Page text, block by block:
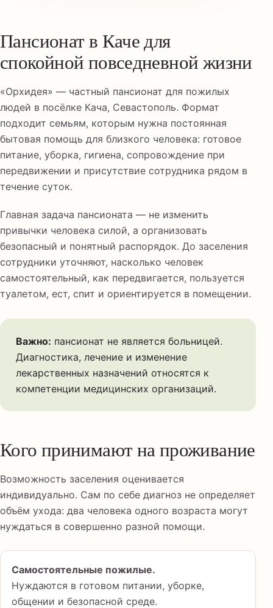
Пансионат в Каче для
спокойной повседневной жизни
«Орхидея» — частный пансионат для пожилых
людей в посёлке Кача, Севастополь. Формат
подходит семьям, которым нужна постоянная
бытовая помощь для близкого человека: готовое
питание, уборка, гигиена, сопровождение при
передвижении и присутствие сотрудника рядом в
течение суток.
Главная задача пансионата — не изменить
привычки человека силой, а организовать
безопасный и понятный распорядок. До заселения
сотрудники уточняют, насколько человек
самостоятельный, как передвигается, пользуется
туалетом, ест, спит и ориентируется в помещении.
Важно: пансионат не является больницей.
Диагностика, лечение и изменение
лекарственных назначений относятся к
компетенции медицинских организаций.
Кого принимают на проживание
Возможность заселения оценивается
индивидуально. Сам по себе диагноз не определяет
объём ухода: два человека одного возраста могут
нуждаться в совершенно разной помощи.
Самостоятельные пожилые.
Нуждаются в готовом питании, уборке,
общении и безопасной среде.